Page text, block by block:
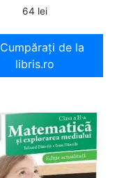
64 lei
Cumpărați de la
libris.ro